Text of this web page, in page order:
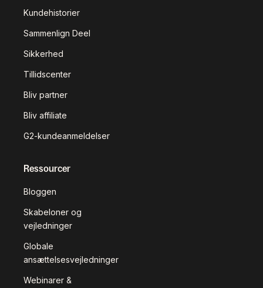
Kundehistorier
Sammenlign Deel
Sikkerhed
Tillidscenter
Bliv partner
Bliv affiliate
G2-kundeanmeldelser
Ressourcer
Bloggen
Skabeloner og
vejledninger
Globale
ansættelsesvejledninger
Webinarer &